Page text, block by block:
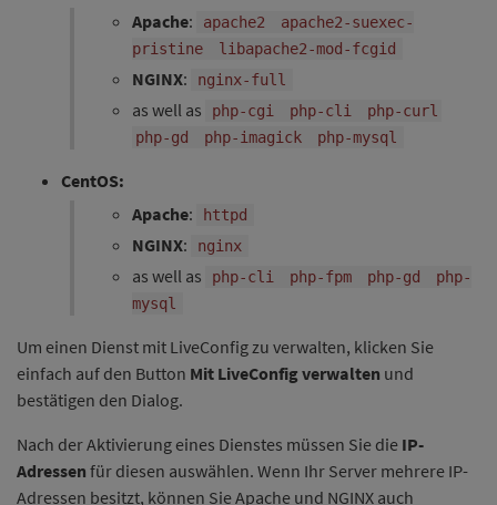
Apache: apache2
apache2-suexec-
pristine
libapache2-mod-fcgid
NGINX: nginx-full
as well as php-cgi php-cli
php-curl
php-gd
php-imagick php-mysql
CentOS:
Apache: httpd
NGINX: nginx
as well as php-cli php-fpm php-gd
php-
mysql
Um einen Dienst mit LiveConfig zu verwalten, klicken Sie
einfach auf den Button Mit LiveConfig verwalten und
bestätigen den Dialog.
Nach der Aktivierung eines Dienstes müssen Sie die IP-
Adressen für diesen auswählen. Wenn Ihr Server mehrere IP-
Adressen besitzt, können Sie Apache und NGINX auch